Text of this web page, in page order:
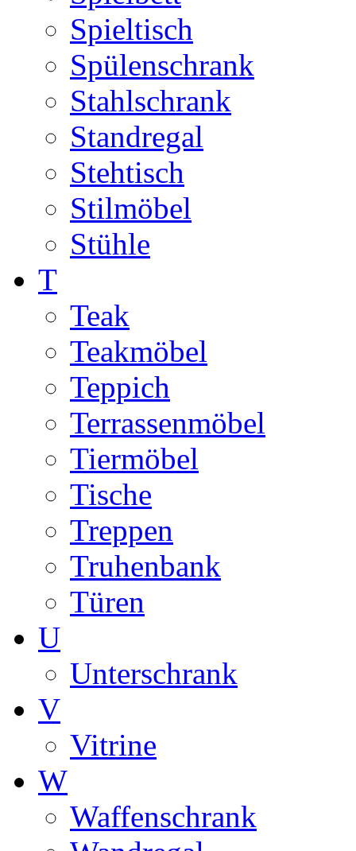
Spieltisch
Spülenschrank
Stahlschrank
Standregal
Stehtisch
Stilmöbel
Stühle
T
Teak
Teakmöbel
Teppich
Terrassenmöbel
Tiermöbel
Tische
Treppen
Truhenbank
Türen
U
Unterschrank
V
Vitrine
W
Waffenschrank